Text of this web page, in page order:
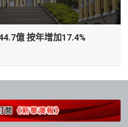
億 按年增加17.4%